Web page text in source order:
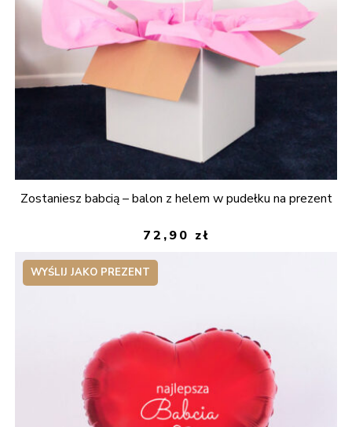
Zostaniesz babcią – balon z helem w pudełku na prezent
72,90 zł
WYŚLIJ JAKO PREZENT